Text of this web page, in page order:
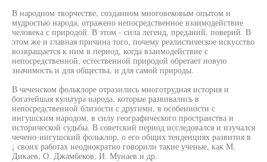
В народном творчестве, созданном многовековым опытом и
мудростью народа, отражено непосредственное взаимодействие
человека с природой. В этом - сила легенд, преданий, поверий. В
этом же и главная причина того, почему реалистическое искусство
возвращается к ним в период, когда взаимодействие с
непосредственной, естественной природой обретает новую
значимость и для общества, и для самой природы.
В чеченском фольклоре отразились многотрудная история и
богатейшая культура народа, которые развивались в
непосредственной близости с другими, в особенности с
ингушским народом, в силу географического пространства и
исторической судьбы. В советский период исследовался и изучался
чечено-ингушский фольклор, о его общих тенденциях развития в
¡ своих работах неоднократно говорили такие ученые, как М.
Дикаев, О. Джамбеков, И. Мунаев и др.